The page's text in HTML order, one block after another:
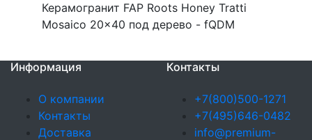
Керамогранит FAP Roots Honey Tratti
Mosaico 20x40 под дерево - fQDM
Информация
О компании
Контакты
Доставка
Контакты
+7(800)500-1271
+7(495)646-0482
info@premium-